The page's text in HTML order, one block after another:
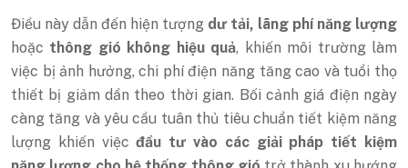
Điều này dẫn đến hiện tượng dư tải, lãng phí năng lượng
hoặc thông gió không hiệu quả, khiến môi trường làm
việc bị ảnh hưởng, chi phí điện năng tăng cao và tuổi thọ
thiết bị giảm dần theo thời gian. Bối cảnh giá điện ngày
càng tăng và yêu cầu tuân thủ tiêu chuẩn tiết kiệm năng
lượng khiến việcđầu tư vào các giải pháp tiết kiệm